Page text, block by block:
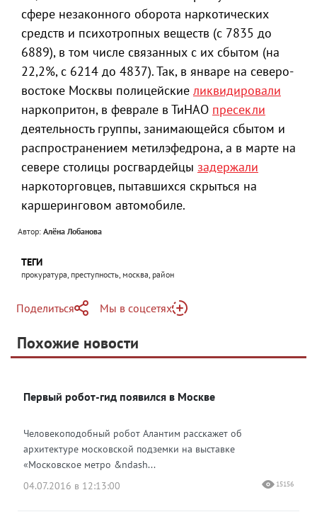
сфере незаконного оборота наркотических
средств и психотропных веществ (с 7835 до
6889), в том числе связанных с их сбытом (на
22,2%, c 6214 до 4837). Так, в январе на северо-
востоке Москвы полицейские ликвидировали
наркопритон, в феврале в ТиНАО пресекли
деятельность группы, занимающейся сбытом и
распространением метилэфедрона, а в марте на
севере столицы росгвардейцы задержали
наркоторговцев, пытавшихся скрыться на
каршеринговом автомобиле.
Автор: Алёна Лобанова
ТЕГИ
прокуратура, преступность, москва, район
Поделиться
Telegram
Одноклассники
Мы в соцсетях
Яндекс Дзен
Похожие новости
Первый робот-гид появился в Москве
Человекоподобный робот Алантим расскажет об
архитектуре московской подземки на выставке
«Московское метро &ndash...
04.07.2016 в 12:13:00
15156